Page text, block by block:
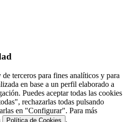
terceros para fines analíticos y para
en base a un perfil elaborado a
Puedes aceptar todas las cookies
rechazarlas todas pulsando
en "Configurar". Para más
Política de Cookies .